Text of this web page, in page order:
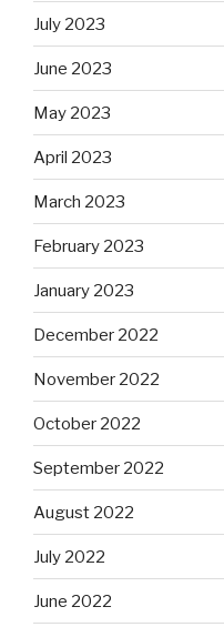
July 2023
June 2023
May 2023
April 2023
March 2023
February 2023
January 2023
December 2022
November 2022
October 2022
September 2022
August 2022
July 2022
June 2022